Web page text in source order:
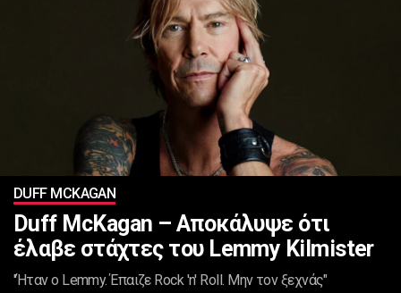
DUFF MCKAGAN
Duff McKagan – Αποκάλυψε ότι
έλαβε στάχτες του Lemmy Kilmister
''Ήταν ο Lemmy. Έπαιζε Rock 'n' Roll. Μην τον ξεχνάς"